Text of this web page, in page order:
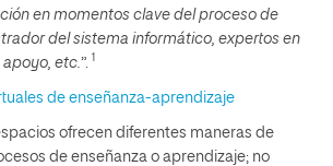
en momentos clave del proceso de
del sistema informático, expertos en
etc. ”. 1
de enseñanza-aprendizaje
ofrecen diferentes maneras de
de enseñanza o aprendizaje; no